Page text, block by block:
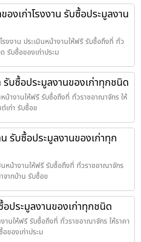
องเก่าโรงงาน รับซื้อประมูลงาน
รงงาน ประเมินหน้างานให้ฟรี รับซื้อถึงที่ ทั่ว
รับซื้อของเก่าประม
รับซื้อประมูลงานของเก่าทุกชนิด
หน้างานให้ฟรี รับซื้อถึงที่ ทั่วราชอาณาจักร ให้
เก่า รับซื้อข
รับซื้อประมูลงานของเก่าทุก
นหน้างานให้ฟรี รับซื้อถึงที่ ทั่วราชอาณาจักร
จากบ้าน รับซื้อข
อประมูลงานของเก่าทุกชนิด
านให้ฟรี รับซื้อถึงที่ ทั่วราชอาณาจักร ให้ราคา
ของเก่าประม